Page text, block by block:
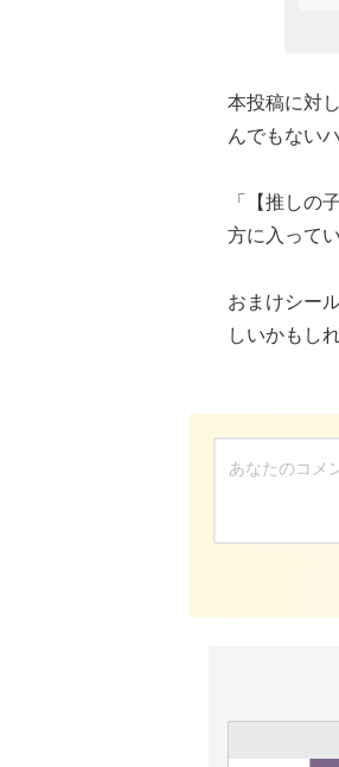
本投稿に対
んでもない
「【推しの
方に入って
おまけシー
しいかもし